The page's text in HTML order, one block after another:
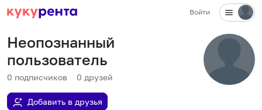
Войти
Неопознанный
пользователь
0 подписчиков 0 друзей
Добавить в друзья